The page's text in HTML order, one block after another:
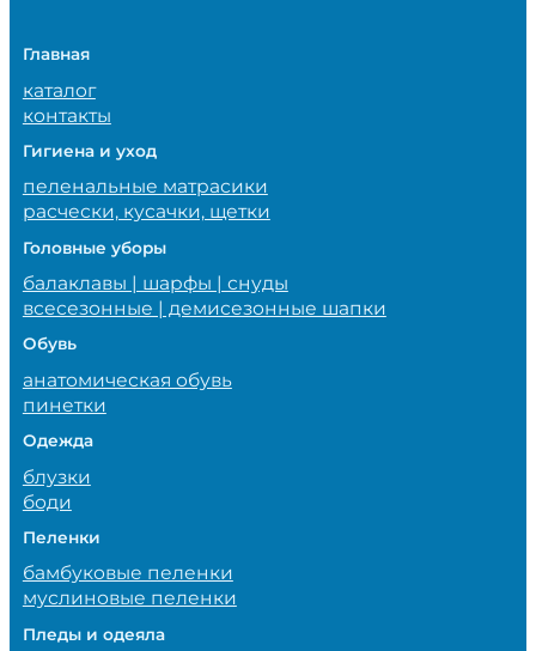
Главная
каталог
контакты
Гигиена и уход
пеленальные матрасики
расчески, кусачки, щетки
Головные уборы
балаклавы | шарфы | снуды
всесезонные | демисезонные шапки
Обувь
анатомическая обувь
пинетки
Одежда
блузки
боди
Пеленки
бамбуковые пеленки
муслиновые пеленки
Пледы и одеяла